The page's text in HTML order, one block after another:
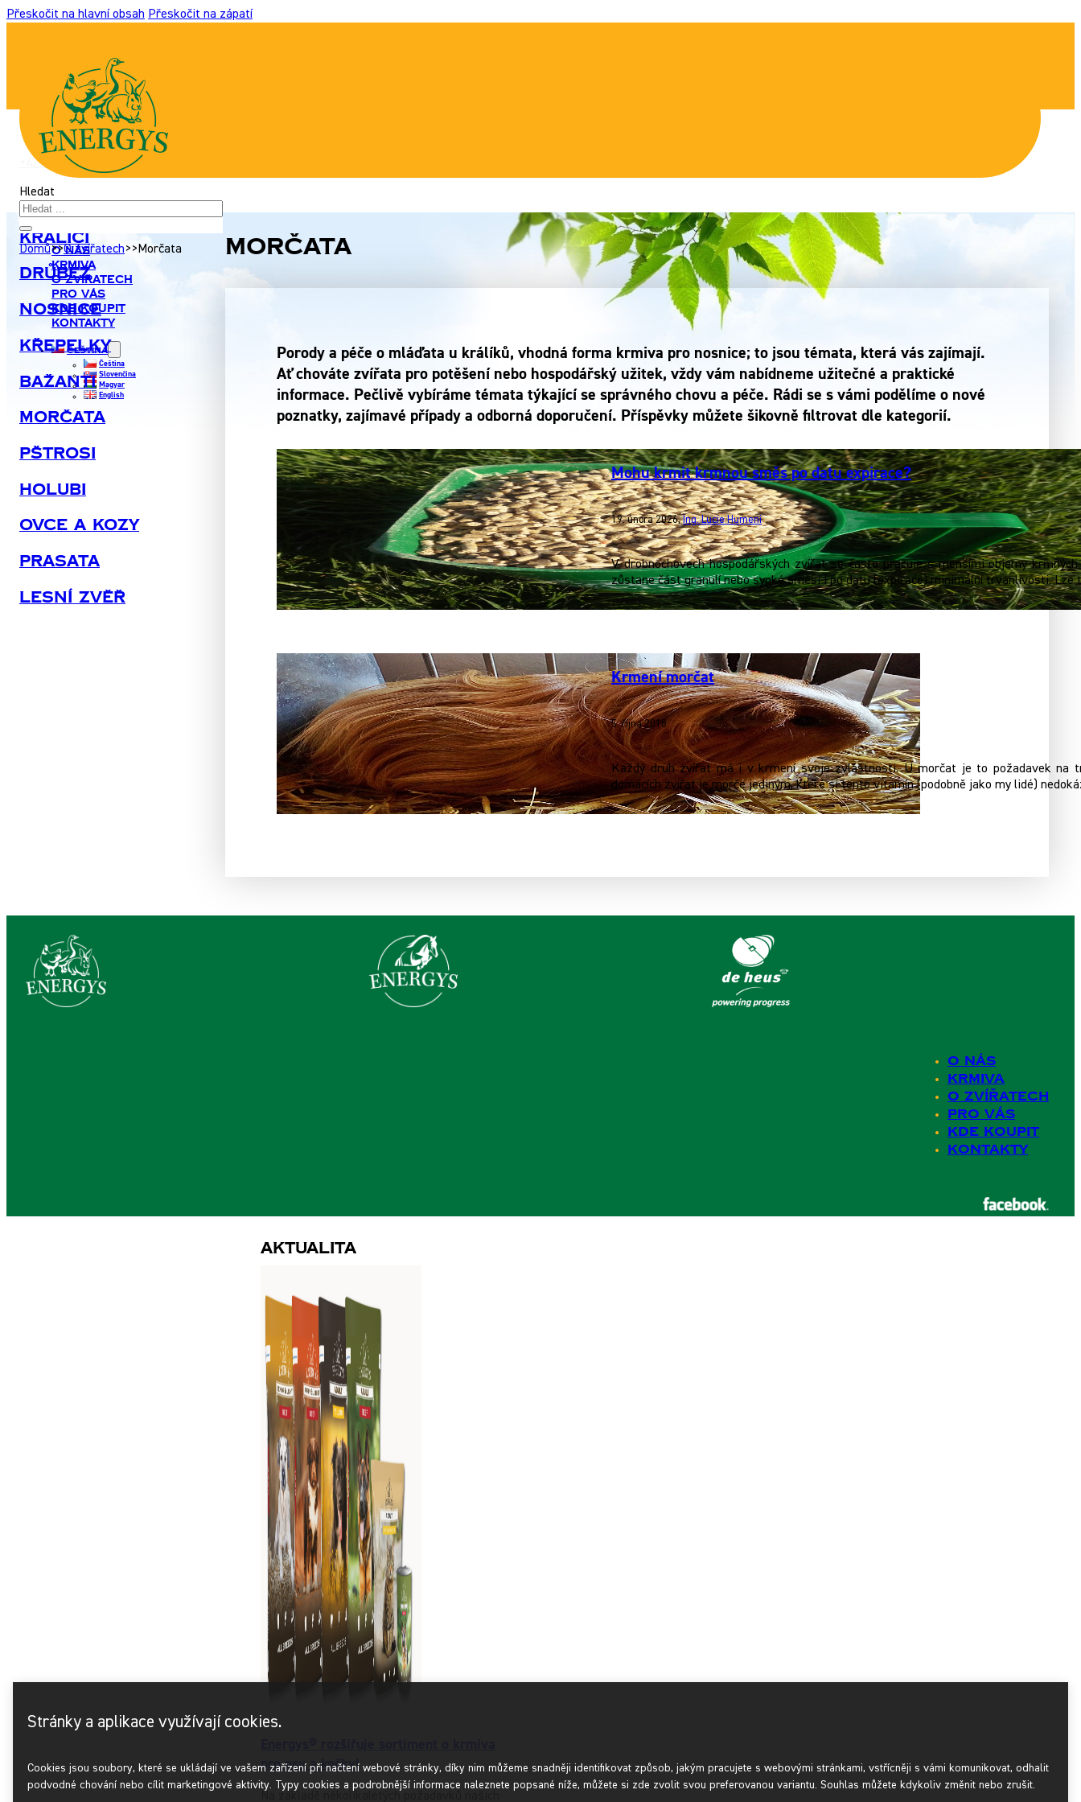
Přeskočit na hlavní obsah Přeskočit na zápatí
+420 517 307 701 info@energyshobby.cz
Hledat
Domů>>O zvířatech>> Morčata
O nás
Krmiva
O zvířatech
Pro Vás
Kde koupit
Kontakty
Čeština
Čeština
Slovenčina
Magyar
English
Králíci
Drůbež
Nosnice
Křepelky
Bažanti
Morčata
Pštrosi
Holubi
Ovce A Kozy
Prasata
Lesní Zvěř
Morčata
Porody a péče o mláďata u králíků, vhodná forma krmiva pro nosnice; to jsou témata, která vás zajímají.
Ať chováte zvířata pro potěšení nebo hospodářský užitek, vždy vám nabídneme užitečné a praktické
informace. Pečlivě vybíráme témata týkající se správného chovu a péče. Rádi se s vámi podělíme o nové
poznatky, zajímavé případy a odborná doporučení. Příspěvky můžete šikovně filtrovat dle kategorií.
Mohu krmit krmnou směs po datu expirace?
19. února 2026,Ing. Lucie Humeni
V drobnochovech hospodářských zvířat se často pracuje s menšími objemy
zůstane část granulí nebo sypké směsi i po datu (expirace) minimální trvanlivosti.
Krmení morčat
5. října 2018
Každý druh zvířat má i v krmení svoje zvláštnosti. U morčat je to požadavek na
domácích zvířat je morče jediným, které si tento vitamín (podobně jako my lidé)
O nás
Krmiva
O zvířatech
Pro Vás
Kde koupit
Kontakty
Aktualita
pro psy a kočky!
Stránky a aplikace využívají cookies.
Cookies jsou soubory, které se ukládají ve vašem zařízení při načtení webové stránky, díky nim můžeme snadněji identifikovat způsob, jakým pracujete s webovými stránkami, vstřícněji s vámi komunikovat, odhalit
podvodné chování nebo cílit marketingové aktivity. Typy cookies a podrobnější informace naleznete popsané níže, můžete si zde zvolit svou preferovanou variantu. Souhlas můžete kdykoliv změnit nebo zrušit.